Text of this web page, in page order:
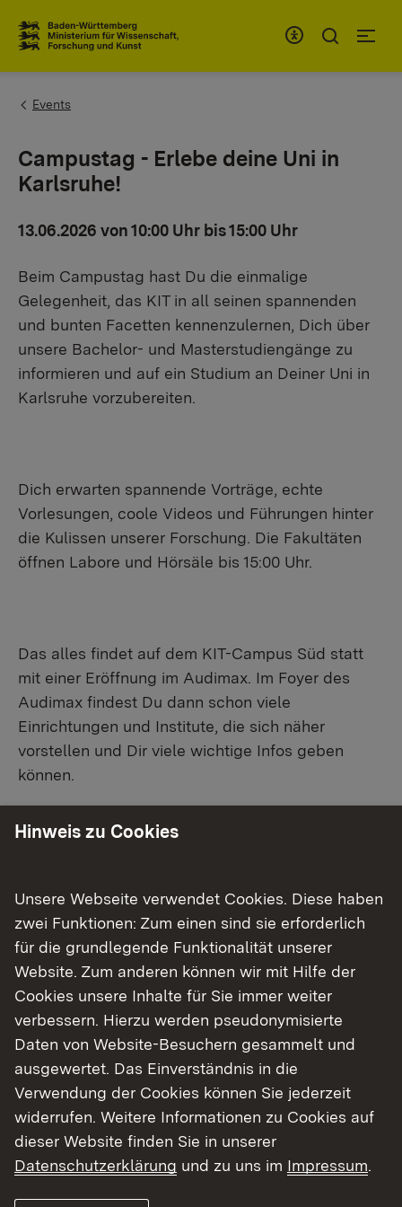
You are here:
Events
Campustag - Erlebe deine Uni in
Karlsruhe!
13.06.2026 von 10:00 Uhr bis 15:00 Uhr
Beim Campustag hast Du die einmalige
Gelegenheit, das KIT in all seinen spannenden
und bunten Facetten kennenzulernen, Dich über
unsere Bachelor- und Masterstudiengänge zu
informieren und auf ein Studium an Deiner Uni in
Karlsruhe vorzubereiten.
Dich erwarten spannende Vorträge, echte
Vorlesungen, coole Videos und Führungen hinter
die Kulissen unserer Forschung. Die Fakultäten
öffnen Labore und Hörsäle bis 15:00 Uhr.
Das alles findet auf dem KIT-Campus Süd statt
mit einer Eröffnung im Audimax. Im Foyer des
Audimax findest Du dann schon viele
Einrichtungen und Institute, die sich näher
vorstellen und Dir viele wichtige Infos geben
können.
gleichzeitig vor Ort und im Livestream.
Weitere Informationen:
Externer Link:
https://www.campustag.kit.edu/index.php
Zurück zu den Studieninfotagen
Karlsruher Institut für Technologie (KIT)
Adresse:
Kaiserstraße 12
76131 Karlsruhe
Hinweis zu Cookies
Unsere Webseite verwendet Cookies. Diese haben
zwei Funktionen: Zum einen sind sie erforderlich
für die grundlegende Funktionalität unserer
Website. Zum anderen können wir mit Hilfe der
Cookies unsere Inhalte für Sie immer weiter
verbessern. Hierzu werden pseudonymisierte
Daten von Website-Besuchern gesammelt und
ausgewertet. Das Einverständnis in die
Verwendung der Cookies können Sie jederzeit
widerrufen. Weitere Informationen zu Cookies auf
dieser Website finden Sie in unserer
Datenschutzerklärung und zu uns im Impressum.